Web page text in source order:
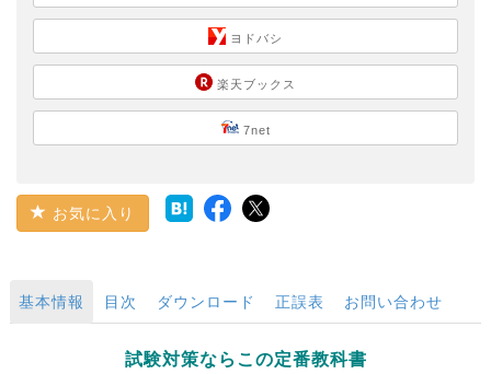
ヨドバシ
楽天ブックス
7net
お気に入り
基本情報 目次 ダウンロード 正誤表 お問い合わせ
試験対策ならこの定番教科書